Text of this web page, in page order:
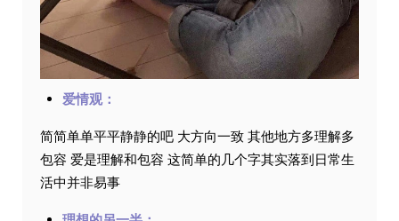
爱情观：
简简单单平平静静的吧 大方向一致 其他地方多理解多
包容 爱是理解和包容 这简单的几个字其实落到日常生
活中并非易事